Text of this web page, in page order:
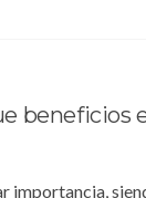
importancia,